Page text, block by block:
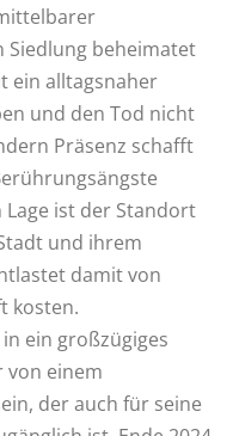
Siedlung beheimatet
ein alltagsnaher
und den Tod nicht
Präsenz schafft
ist der Standort
und ihrem
damit von
kosten.
ein großzügiges
von einem
der auch für seine